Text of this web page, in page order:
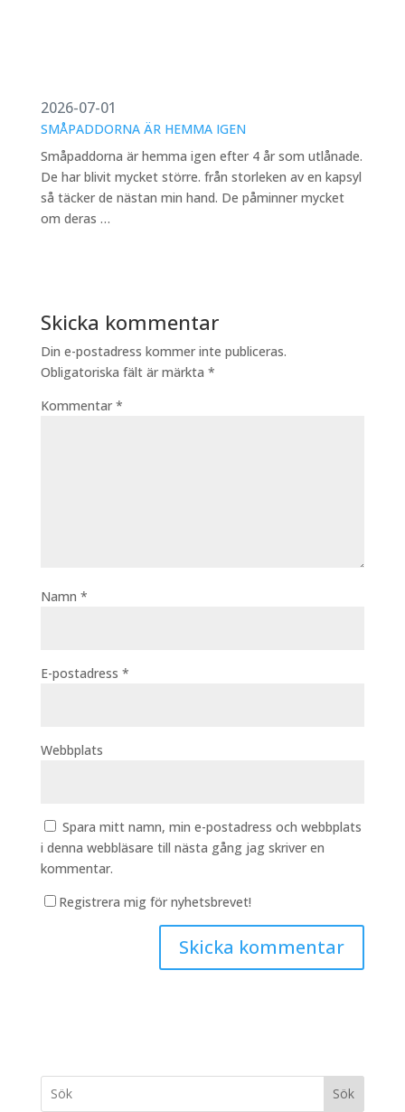
2026-07-01
SMÅPADDORNA ÄR HEMMA IGEN
Småpaddorna är hemma igen efter 4 år som utlånade.
De har blivit mycket större. från storleken av en kapsyl
så täcker de nästan min hand. De påminner mycket
om deras …
Skicka kommentar
Din e-postadress kommer inte publiceras.
Obligatoriska fält är märkta *
Kommentar *
Namn *
E-postadress *
Webbplats
Spara mitt namn, min e-postadress och webbplats
i denna webbläsare till nästa gång jag skriver en
kommentar.
Registrera mig för nyhetsbrevet!
Sök